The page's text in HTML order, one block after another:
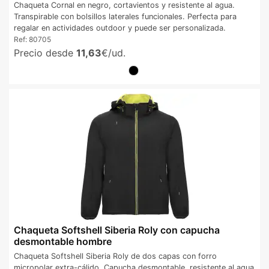
Chaqueta Cornal en negro, cortavientos y resistente al agua.
Transpirable con bolsillos laterales funcionales. Perfecta para
regalar en actividades outdoor y puede ser personalizada.
Ref: 80705
Precio desde 11,63€/ud.
Chaqueta Softshell Siberia Roly con capucha
desmontable hombre
Chaqueta Softshell Siberia Roly de dos capas con forro